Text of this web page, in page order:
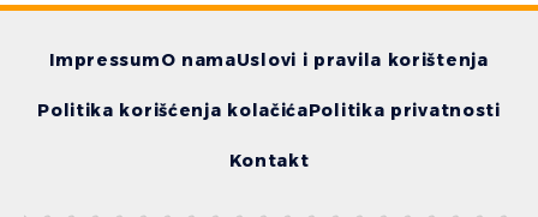
ImpressumO namaUslovi i pravila korištenja
Politika korišćenja kolačićaPolitika privatnosti
Kontakt